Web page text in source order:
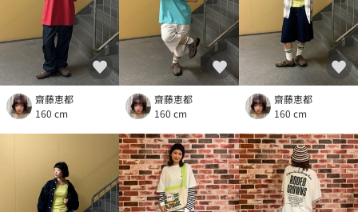
齋藤恵都
160 cm
齋藤恵都
160 cm
齋藤恵都
160 cm